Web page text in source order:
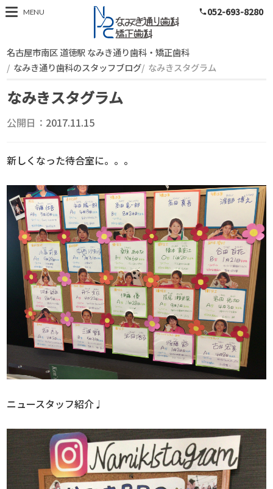
スタッフブログ
MENU phone052-693-8280
名古屋市南区 道徳駅 なみき通り歯科・矯正歯科
なみき通り歯科のスタッフブログ なみきスタグラム
なみきスタグラム
公開日： 2017.11.15
新しくなった待合室に。。。
ニュースタッフ紹介♩